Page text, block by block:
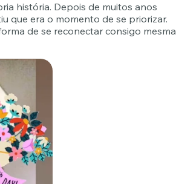
história. Depois de muitos anos
que era o momento de se priorizar.
de se reconectar consigo